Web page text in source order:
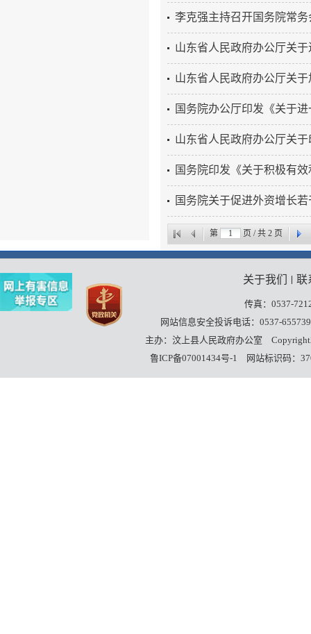
李克强主持召开国务院常
山东省人民政府办公厅关
山东省人民政府办公厅关
国务院办公厅印发《关于
山东省人民政府办公厅关
国务院印发《关于积极有
国务院关于促进外资增长
第 页 / 共 2 页
关于我们 联
传真：0537-
网站信息安全投诉电话：0537-
主办：汶上县人民政府办公室
鲁ICP备07001434号-1
网站标识码：